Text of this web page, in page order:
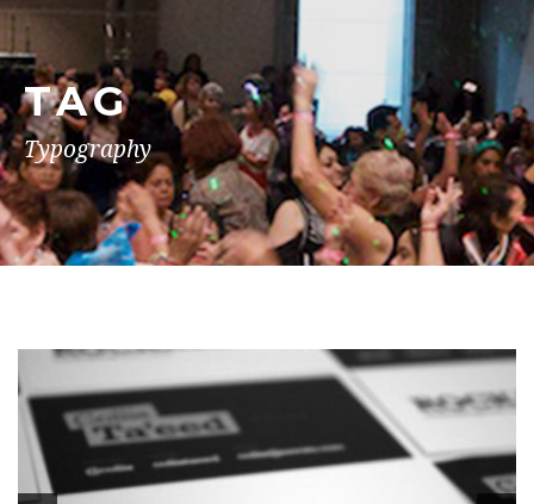
TAG
Typography